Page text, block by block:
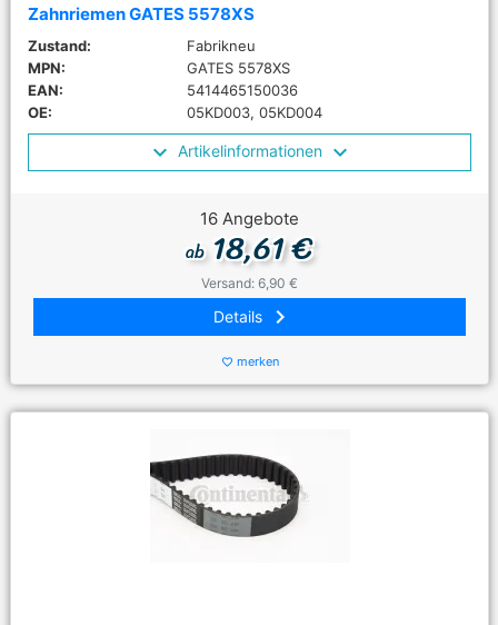
Zahnriemen GATES 5578XS
Zustand:
Fabrikneu
MPN:
GATES 5578XS
EAN:
5414465150036
OE:
05KD003, 05KD004
Artikelinformationen
16 Angebote
ab18,61 €
Versand: 6,90 €
Details keyboard_arrow_right
favorite_border merken